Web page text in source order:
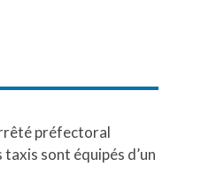
préfectoral
sont équipés d’un